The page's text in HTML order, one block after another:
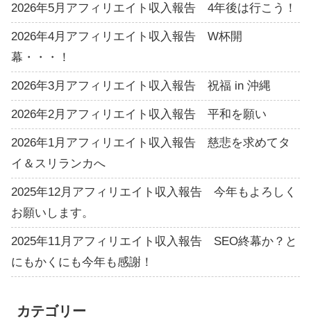
2026年5月アフィリエイト収入報告 4年後は行こう！
2026年4月アフィリエイト収入報告 W杯開
幕・・・！
2026年3月アフィリエイト収入報告 祝福 in 沖縄
2026年2月アフィリエイト収入報告 平和を願い
2026年1月アフィリエイト収入報告 慈悲を求めてタ
イ＆スリランカへ
2025年12月アフィリエイト収入報告 今年もよろしく
お願いします。
2025年11月アフィリエイト収入報告 SEO終幕か？と
にもかくにも今年も感謝！
カテゴリー